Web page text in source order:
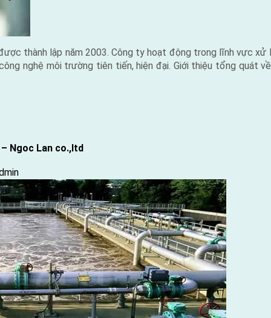
thành lập năm 2003. Công ty hoạt động trong lĩnh vực xử
nghệ môi trường tiên tiến, hiện đại. Giới thiệu tổng quát
Ngoc Lan co.,ltd